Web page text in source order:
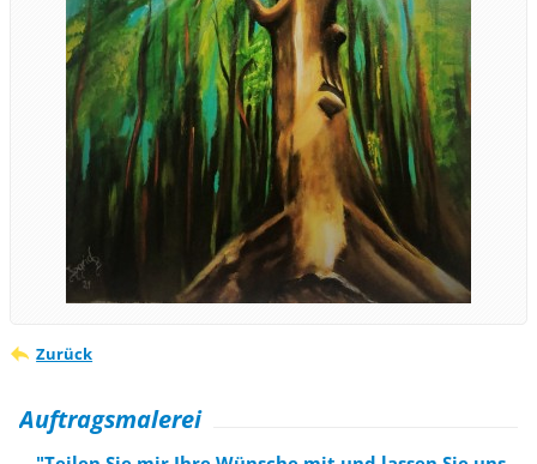
Zurück
Auftragsmalerei